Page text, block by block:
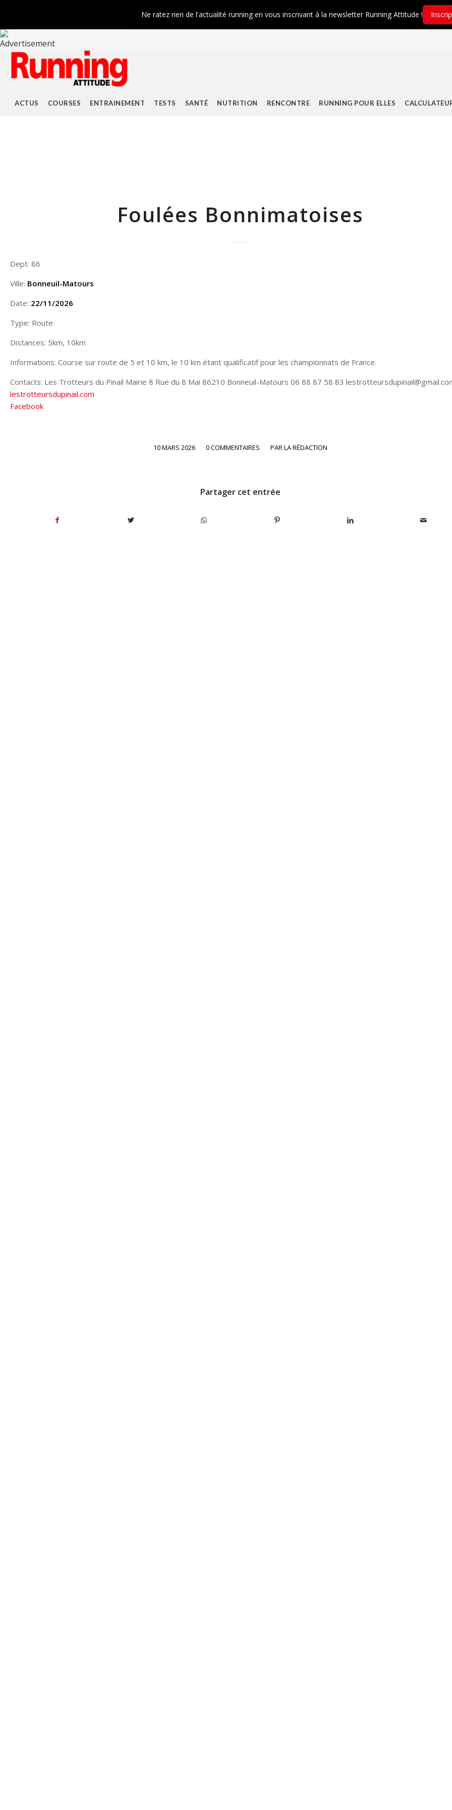
ACTUS COURSES ENTRAINEMENT TESTS SANTÉ NUTRITION RENCONTRE RUNNING POUR ELLES
Foulées Bonnimatoises
Dept: 86
Ville: Bonneuil-Matours
Date: 22/11/2026
Type: Route
Distances: 5km, 10km
Informations: Course sur route de 5 et 10 km, le 10 km étant qualificatif pour les championnats de France.
Contacts: Les Trotteurs du Pinail Mairie 8 Rue du 8 Mai 86210 Bonneuil-Matours 06 88 87 58 83
lestrotteursdupinail.com
Facebook
10 MARS 2026
/ 0 COMMENTAIRES
/ PARLA RÉDACTION
Partager cet entrée
Ne ratez rien de l'actualité running en vous inscrivant à la newsletter Running Attitude !